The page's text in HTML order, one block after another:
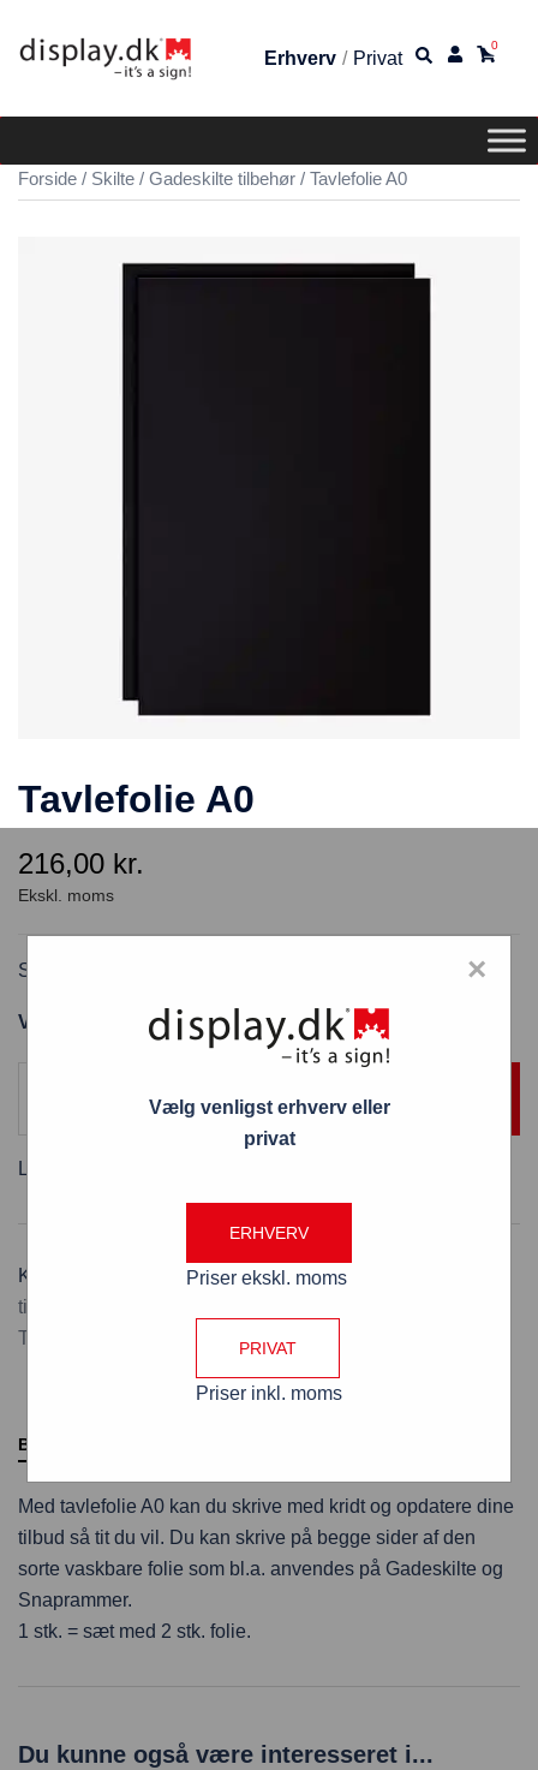
Erhverv / Privat
0
Forside / Skilte / Gadeskilte tilbehør / Tavlefolie A0
Tavlefolie A0
216,00 kr.
Skriv selv folie, tavlefolie A0
Varenummer: SETWFA0
TILFØJ TIL KURV
Levering:
Kategorier: A0 Frontplader og tavlefolie
tilbehør
Tavlefolie til gadeskilte
Tavlefolie til kridtmarkers
BESKRIVELSE
Med tavlefolie A0 kan du skrive med kridt og opdatere dine
tilbud så tit du vil. Du kan skrive på begge sider af den
sorte vaskbare folie som bl.a. anvendes på Gadeskilte og
Snaprammer.
1 stk. = sæt med 2 stk. folie.
Du kunne også være interesseret i...
Vælg venligst erhverv eller
privat
ERHVERV
Priser ekskl. moms
PRIVAT
Priser inkl. moms
×